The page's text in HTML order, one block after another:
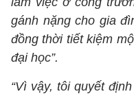
gánh nặng cho gia
đồng thời tiết kiệm
đại học”.
“Vì vậy, tôi quyết